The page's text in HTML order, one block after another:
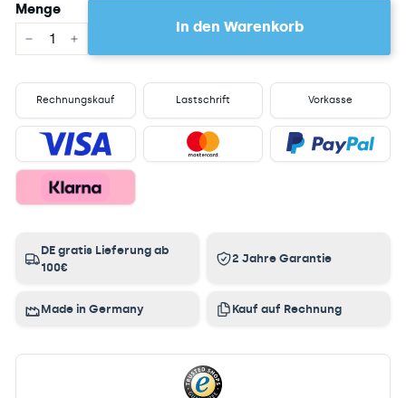
Menge
In den Warenkorb
Rechnungskauf Lastschrift Vorkasse
DE gratis Lieferung ab
100€
2 Jahre Garantie
Made in Germany Kauf auf Rechnung